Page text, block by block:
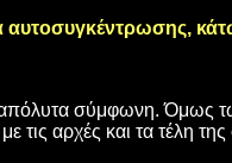
αυτοσυγκέντρωσης,
σύμφωνη. Όμως
τις αρχές και τα τέλη της